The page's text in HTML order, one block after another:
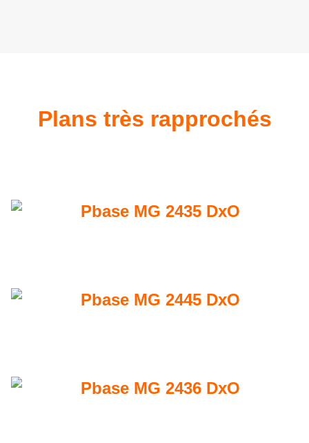
Plans très rapprochés